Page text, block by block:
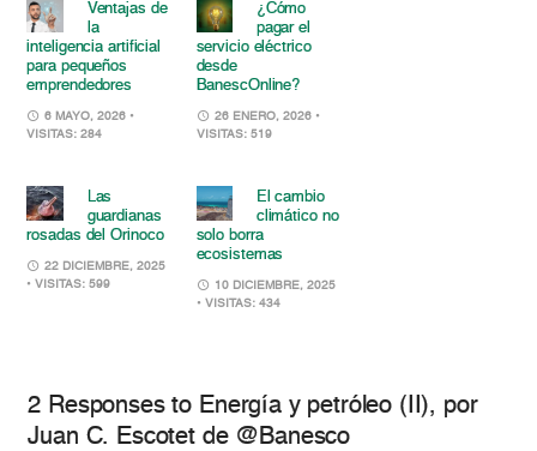
Ventajas de
la
inteligencia artificial
para pequeños
emprendedores
6 MAYO, 2026 •
VISITAS: 284
¿Cómo
pagar el
servicio eléctrico
desde
BanescOnline?
26 ENERO, 2026 •
VISITAS: 519
Las
guardianas
rosadas del Orinoco
22 DICIEMBRE, 2025
• VISITAS: 599
El cambio
climático no
solo borra
ecosistemas
10 DICIEMBRE, 2025
• VISITAS: 434
2 Responses to Energía y petróleo (II), por
Juan C. Escotet de @Banesco